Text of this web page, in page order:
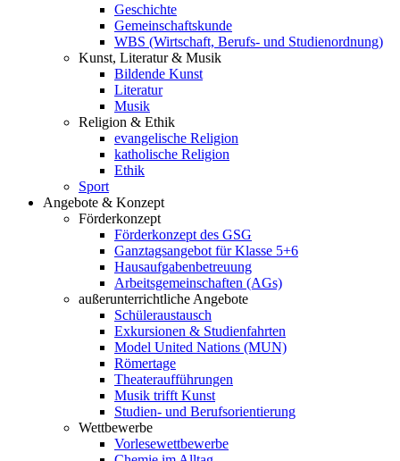
Geschichte
Gemeinschaftskunde
WBS (Wirtschaft, Berufs- und Studienordnung)
Kunst, Literatur & Musik
Bildende Kunst
Literatur
Musik
Religion & Ethik
evangelische Religion
katholische Religion
Ethik
Sport
Angebote & Konzept
Förderkonzept
Förderkonzept des GSG
Ganztagsangebot für Klasse 5+6
Hausaufgabenbetreuung
Arbeitsgemeinschaften (AGs)
außerunterrichtliche Angebote
Schüleraustausch
Exkursionen & Studienfahrten
Model United Nations (MUN)
Römertage
Theateraufführungen
Musik trifft Kunst
Studien- und Berufsorientierung
Wettbewerbe
Vorlesewettbewerbe